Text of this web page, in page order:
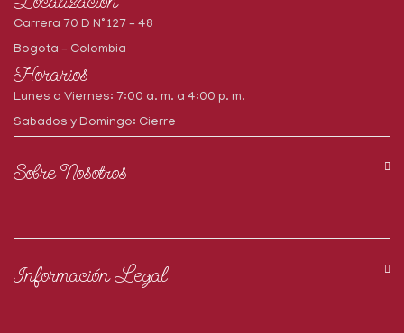
Carrera 70 D N° 127 – 48
Bogota – Colombia
Horarios
Lunes a Viernes: 7:00 a. m. a 4:00 p. m.
Sabados y Domingo: Cierre
Sobre Nosotros
Información Legal